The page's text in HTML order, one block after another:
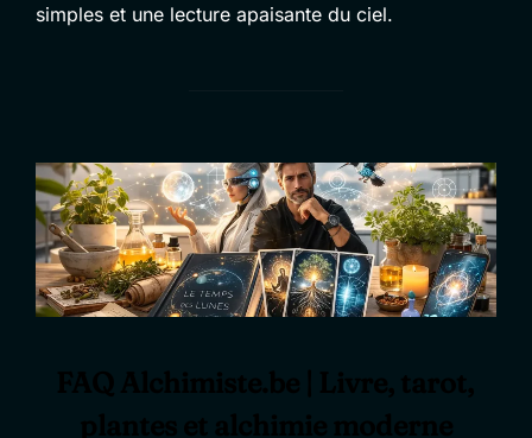
simples et une lecture apaisante du ciel.